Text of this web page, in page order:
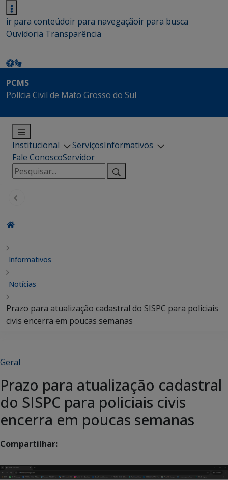
ir para conteúdoir para navegaçãoir para busca
Ouvidoria Transparência
PCMS
Polícia Civil de Mato Grosso do Sul
Institucional ServiçosInformativos
Fale ConoscoServidor
Pesquisar
por:
Informativos
Notícias
Prazo para atualização cadastral do SISPC para policiais
civis encerra em poucas semanas
Geral
Prazo para atualização cadastral
do SISPC para policiais civis
encerra em poucas semanas
Compartilhar: